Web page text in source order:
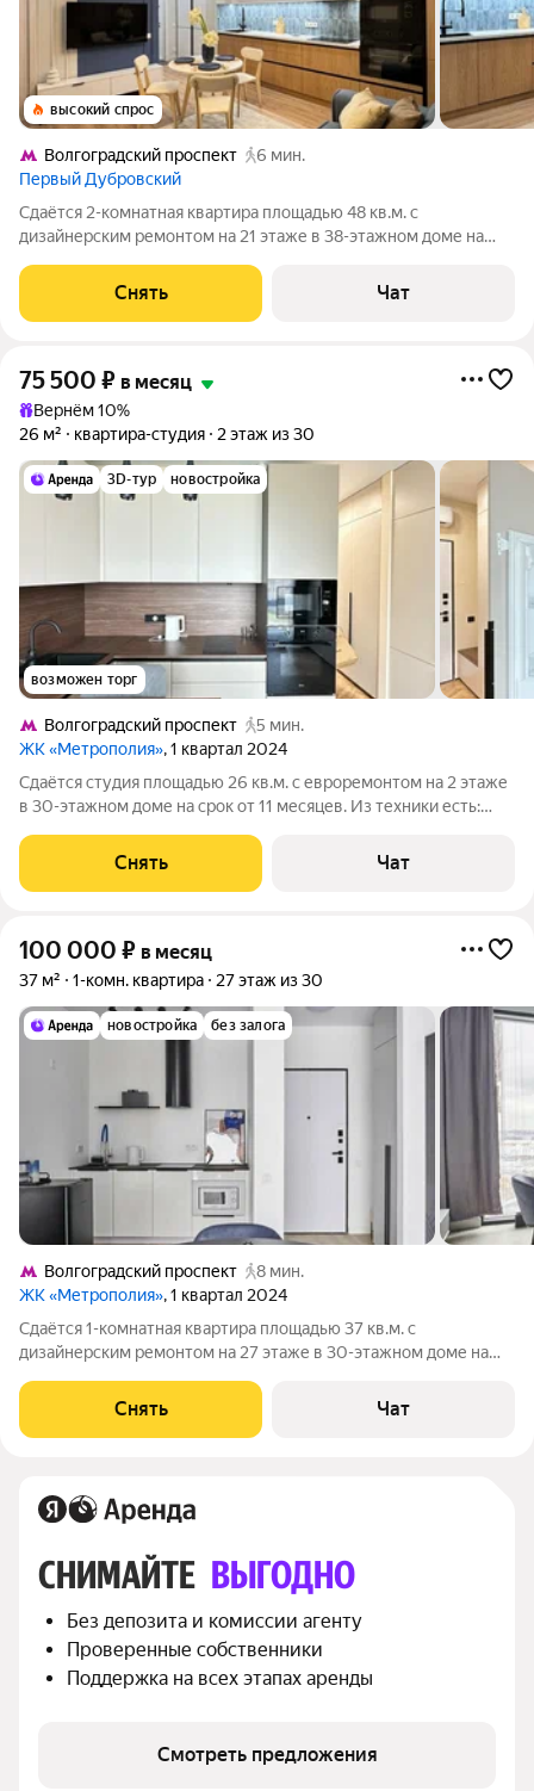
высокий спрос
Волгоградский проспект
6 мин.
Первый Дубровский
Сдаётся 2-комнатная квартира площадью 48 кв.м. с
дизайнерским ремонтом на 21 этаже в 38-этажном доме на
Стиральная машина Сушильная машина Холодильник
Посудомоечная машина Кондиционер
Снять Чат
75 500 ₽ в месяц
Вернём 10%
26 м²
квартира-студия 2 этаж из 30
3D-тур новостройка
возможен торг
Волгоградский проспект
5 мин.
ЖК «Метрополия», 1 квартал 2024
Сдаётся студия площадью 26 кв.м. с евроремонтом на 2 этаже
в 30-этажном доме на срок от 11 месяцев. Из техники есть:
Посудомоечная машина Кондиционер Микроволновка Дом -
монолитный, окна
Снять Чат
100 000 ₽ в месяц
37 м² 1-комн. квартира 27 этаж из 30
новостройка без залога
Волгоградский проспект
8 мин.
ЖК «Метрополия», 1 квартал 2024
Сдаётся 1-комнатная квартира площадью 37 кв.м. с
дизайнерским ремонтом на 27 этаже в 30-этажном доме на
Бойлер Микроволновка Пылесос
Снять Чат
СНИМАЙТЕ ВЫГОДНО
Без депозита и комиссии агенту
Проверенные собственники
Поддержка на всех этапах аренды
Смотреть предложения